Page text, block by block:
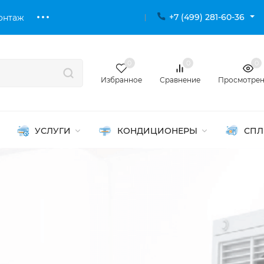
+7 (499) 281-60-36
Избранное Сравнение
УСЛУГИ КОНДИЦИОНЕРЫ